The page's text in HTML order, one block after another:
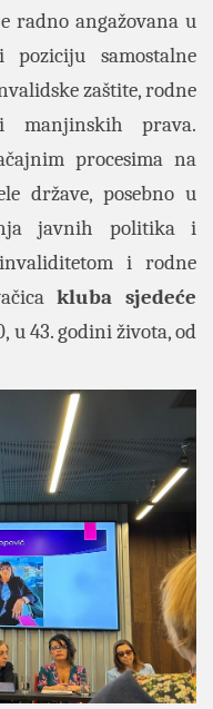
radno angažovana u
poziciju samostalne
zaštite, rodne
prava.
procesima na
države, posebno u
javnih politika i
i rodne
kluba sjedeće
u 43. godini života, od